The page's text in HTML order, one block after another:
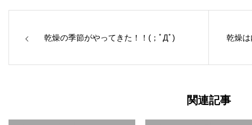
乾燥の季節がやってきた！！(；ﾟДﾟ) 乾燥
関連記事